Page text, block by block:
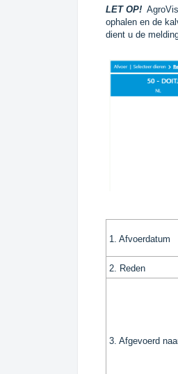
LET OP!
ophalen en de
dient u de
1. Afvoerdatum
2. Reden
3. Afgevoerd